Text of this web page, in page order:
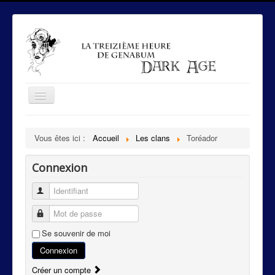
Toggle
Navigation
Le royaume des francs vers l'an Mil
Prévoté royale d'Orléans
La seigneurie d'Orléans
Les caïnites
Les clans
Mécanismes de règles
Disciplines
Vous êtes ici : Accueil Les clans Toréador
Connexion
Identifiant
Mot de passe
Se souvenir de moi
Connexion
Créer un compte